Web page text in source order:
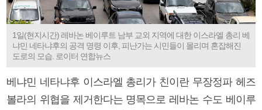
1일(현지시간) 레바논 베이루트 남부 교외 지역에 대한 이스라엘 총리 베
냐민 네타냐후의 공격 명령 이후, 피난가는 시민들이 몰리며 혼잡해진
도로의 모습. 로이터 연합뉴스
베냐민 네타냐후 이스라엘 총리가 친이란 무장정파 헤즈
볼라의 위협을 제거한다는 명목으로 레바논 수도 베이루